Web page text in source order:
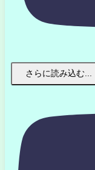
さらに読み込む...